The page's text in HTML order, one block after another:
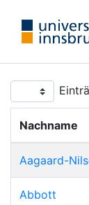
Nachname
Aagaard-
Abbott